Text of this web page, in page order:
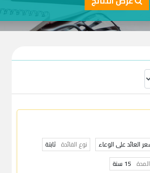
نوع الفائدة ثابتة
المدة 15 سنة